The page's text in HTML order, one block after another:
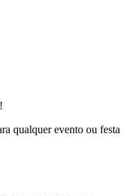
qualquer evento ou festa